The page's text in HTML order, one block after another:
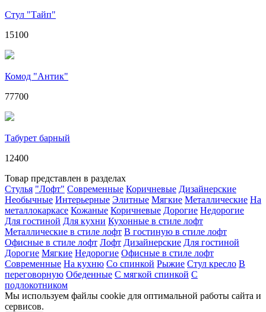
Стул "Тайп"
15100
Комод "Антик"
77700
Табурет барный
12400
Товар представлен в разделах
Стулья "Лофт" Современные Коричневые Дизайнерские
Необычные Интерьерные Элитные Мягкие Металлические На
металлокаркасе Кожаные Коричневые Дорогие Недорогие
Для гостиной Для кухни Кухонные в стиле лофт
Металлические в стиле лофт В гостиную в стиле лофт
Офисные в стиле лофт Лофт Дизайнерские Для гостиной
Дорогие Мягкие Недорогие Офисные в стиле лофт
Современные На кухню Со спинкой Рыжие Стул кресло В
переговорную Обеденные С мягкой спинкой С
подлокотником
Мы используем файлы cookie для оптимальной работы сайта и
сервисов.